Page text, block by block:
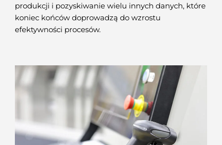
produkcji i pozyskiwanie wielu innych danych, które
koniec końców doprowadzą do wzrostu
efektywności procesów.